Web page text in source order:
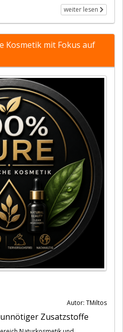
weiter lesen
Kosmetik mit Fokus auf
Autor: TMiltos
Zusatzstoffe